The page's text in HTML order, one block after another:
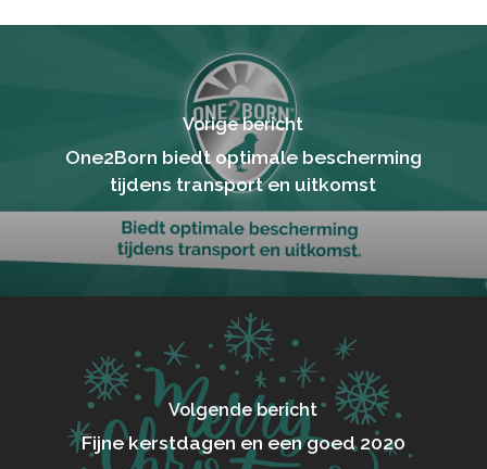
Vorige bericht
One2Born biedt optimale bescherming
tijdens transport en uitkomst
Volgende bericht
Fijne kerstdagen en een goed 2020